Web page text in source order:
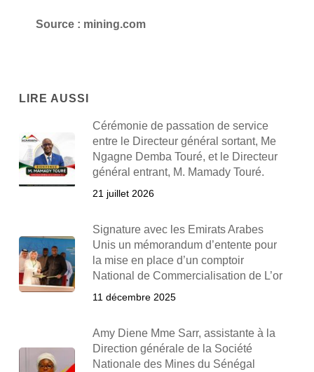
Source : mining.com
LIRE AUSSI
Cérémonie de passation de service
entre le Directeur général sortant, Me
Ngagne Demba Touré, et le Directeur
général entrant, M. Mamady Touré.
21 juillet 2026
Signature avec les Emirats Arabes
Unis un mémorandum d’entente pour
la mise en place d’un comptoir
National de Commercialisation de L’or
11 décembre 2025
Amy Diene Mme Sarr, assistante à la
Direction générale de la Société
Nationale des Mines du Sénégal